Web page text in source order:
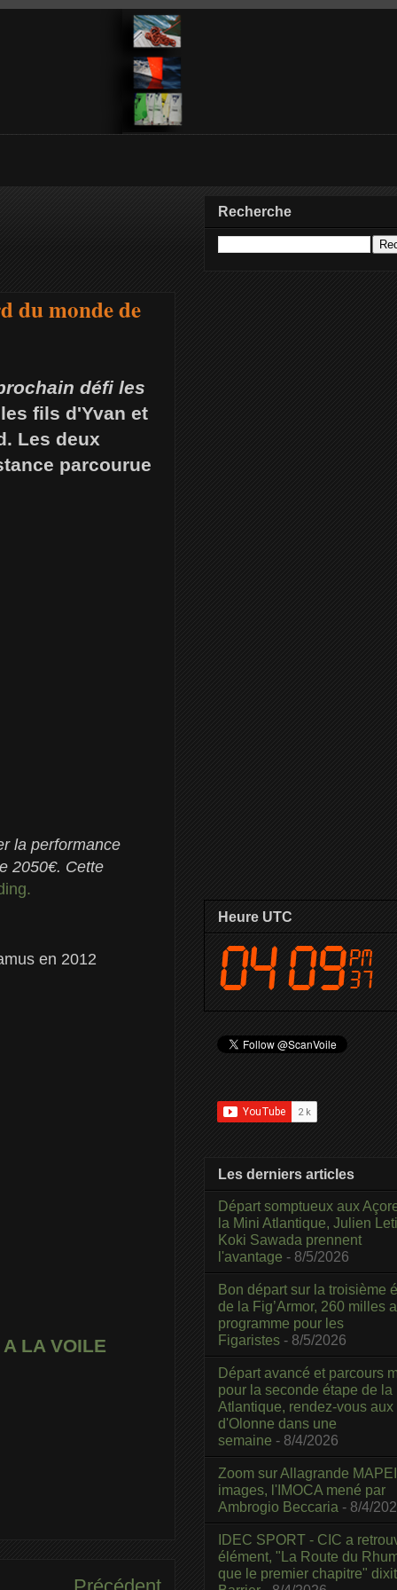
du monde de
défi les
fils d'Yvan et
Les deux
parcourue
la performance
2050€. Cette
en 2012
LA VOILE
Recherche
Heure UTC
Les derniers articles
Départ somptueux aux
la Mini Atlantique, Julien
Koki Sawada prennent
l'avantage - 8/5/2026
Bon départ sur la troisième
de la Fig’Armor, 260 milles
programme pour les
Figaristes - 8/5/2026
Départ avancé et parcours
pour la seconde étape de la
Atlantique, rendez-vous
d'Olonne dans une
semaine - 8/4/2026
Zoom sur Allagrande
images, l'IMOCA mené par
Ambrogio Beccaria - 8/4/
IDEC SPORT - CIC a
élément, "La Route du
que le premier chapitre"